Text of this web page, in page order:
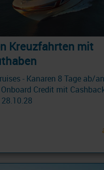
Kreuzfahrten mit
- Kanaren 8 Tage ab/
Credit mit